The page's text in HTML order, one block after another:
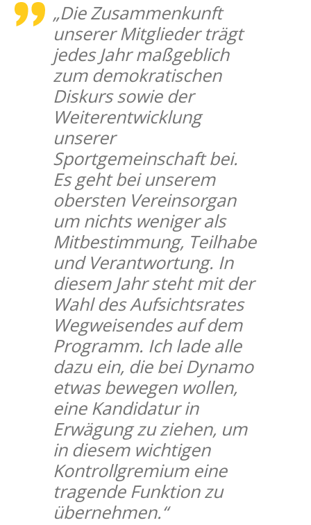
„Die Zusammenkunft
unserer Mitglieder trägt
jedes Jahr maßgeblich
zum demokratischen
Diskurs sowie der
Weiterentwicklung
unserer
Sportgemeinschaft bei.
Es geht bei unserem
obersten Vereinsorgan
um nichts weniger als
Mitbestimmung, Teilhabe
und Verantwortung. In
diesem Jahr steht mit der
Wahl des Aufsichtsrates
Wegweisendes auf dem
Programm. Ich lade alle
dazu ein, die bei Dynamo
etwas bewegen wollen,
eine Kandidatur in
Erwägung zu ziehen, um
in diesem wichtigen
Kontrollgremium eine
tragende Funktion zu
übernehmen.“